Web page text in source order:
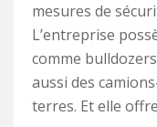
mesures de
L’entreprise
comme
aussi des
terres. Et elle